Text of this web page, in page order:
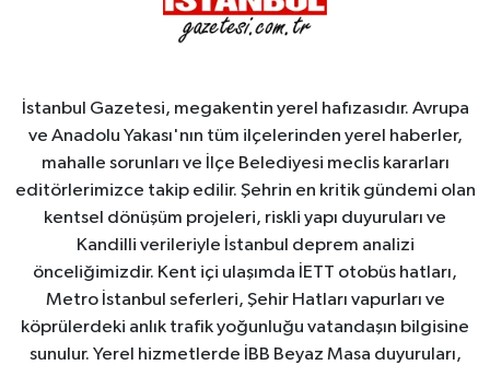
İstanbul Gazetesi, megakentin yerel hafızasıdır. Avrupa
ve Anadolu Yakası'nın tüm ilçelerinden yerel haberler,
mahalle sorunları ve İlçe Belediyesi meclis kararları
editörlerimizce takip edilir. Şehrin en kritik gündemi olan
kentsel dönüşüm projeleri, riskli yapı duyuruları ve
Kandilli verileriyle İstanbul deprem analizi
önceliğimizdir. Kent içi ulaşımda İETT otobüs hatları,
Metro İstanbul seferleri, Şehir Hatları vapurları ve
köprülerdeki anlık trafik yoğunluğu vatandaşın bilgisine
sunulur. Yerel hizmetlerde İBB Beyaz Masa duyuruları,